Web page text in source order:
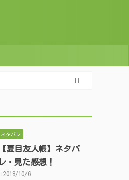
ネタバレ
【夏目友人帳】ネタバ
レ・見た感想！
2018/10/6